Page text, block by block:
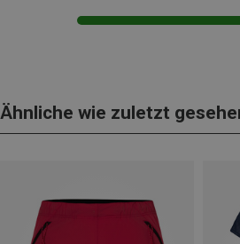
Ähnliche wie zuletzt